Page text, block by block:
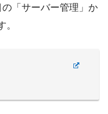
「サーバー管理」か
。